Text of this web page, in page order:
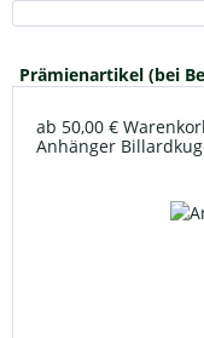
Prämienartikel (bei
ab 50,00 €
Anhänger